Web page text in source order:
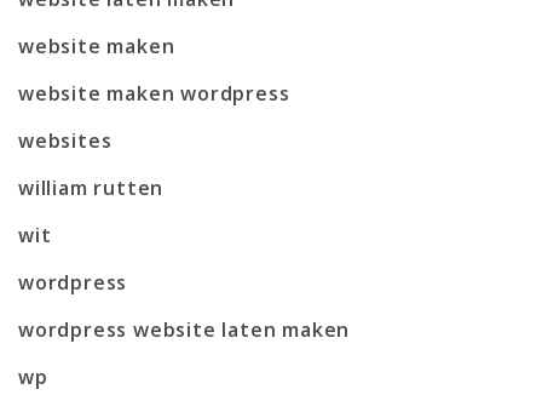
website maken
website maken wordpress
websites
william rutten
wit
wordpress
wordpress website laten maken
wp